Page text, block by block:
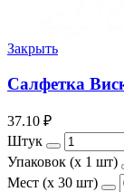
Закрыть
Салфетка
37.10 ₽
Штук
Упаковок (x 1 шт)
Мест (x 30 шт)